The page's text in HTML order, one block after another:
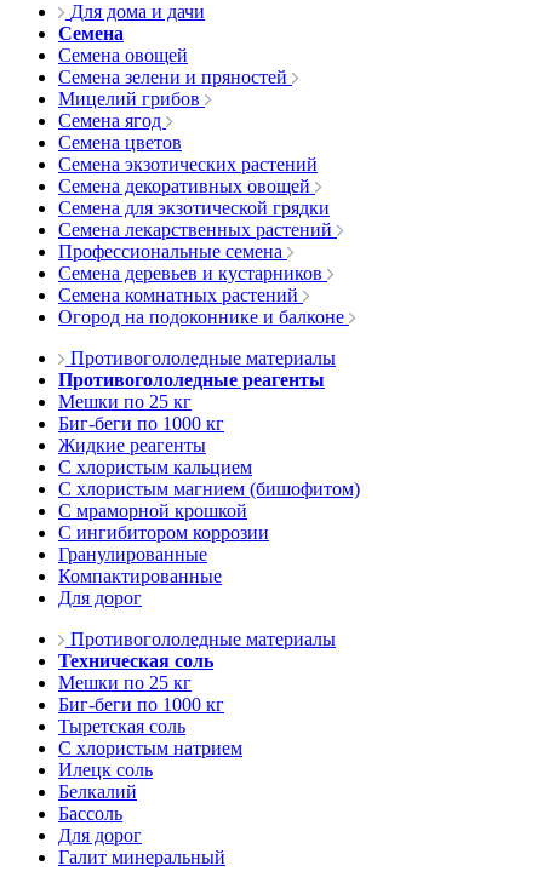
Для дома и дачи
Семена
Семена овощей
Семена зелени и пряностей
Мицелий грибов
Семена ягод
Семена цветов
Семена экзотических растений
Семена декоративных овощей
Семена для экзотической грядки
Семена лекарственных растений
Профессиональные семена
Семена деревьев и кустарников
Семена комнатных растений
Огород на подоконнике и балконе
Противогололедные материалы
Противогололедные реагенты
Мешки по 25 кг
Биг-беги по 1000 кг
Жидкие реагенты
С хлористым кальцием
С хлористым магнием (бишофитом)
С мраморной крошкой
С ингибитором коррозии
Гранулированные
Компактированные
Для дорог
Противогололедные материалы
Техническая соль
Мешки по 25 кг
Биг-беги по 1000 кг
Тыретская соль
С хлористым натрием
Илецк соль
Белкалий
Бассоль
Для дорог
Галит минеральный